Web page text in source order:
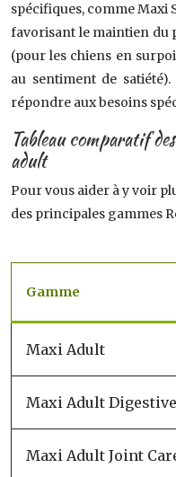
spécifiques, comme Maxi
favorisant le maintien du
(pour les chiens en
au sentiment de
répondre aux besoins
Tableau comparatif
adult
Pour vous aider à y voir
des principales gammes
Gamme
Maxi Adult
Maxi Adult
Maxi Adult Joint